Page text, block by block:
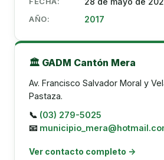
AÑO: 2017
🏛️ GADM Cantón Mera
Av. Francisco Salvador Moral y
Pastaza.
📞 (03) 279-5025
📧
Ver contacto completo →